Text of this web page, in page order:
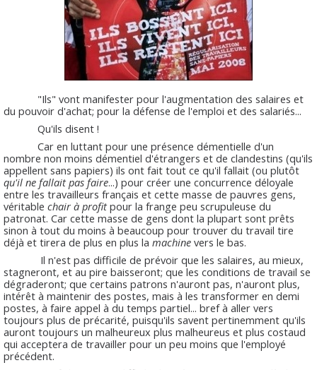
"Ils" vont manifester pour l'augmentation des salaires et
du pouvoir d'achat; pour la défense de l'emploi et des salariés...
Qu'ils disent !
Car en luttant pour une présence démentielle d'un
nombre non moins démentiel d'étrangers et de clandestins (qu'ils
appellent sans papiers) ils ont fait tout ce qu'il fallait (ou plutôt
qu'il ne fallait pas faire...) pour créer une concurrence déloyale
entre les travailleurs français et cette masse de pauvres gens,
véritable chair à profitpour la frange peu scrupuleuse du
patronat. Car cette masse de gens dont la plupart sont prêts
sinon à tout du moins à beaucoup pour trouver du travail tire
déjà et tirera de plus en plus la machine vers le bas.
Il n'est pas difficile de prévoir que les salaires, au mieux,
stagneront, et au pire baisseront; que les conditions de travail se
dégraderont; que certains patrons n'auront pas, n'auront plus,
intérêt à maintenir des postes, mais à les transformer en demi
postes, à faire appel à du temps partiel... bref à aller vers
toujours plus de précarité, puisqu'ils savent pertinemment qu'ils
auront toujours un malheureux plus malheureus et plus costaud
qui acceptera de travailler pour un peu moins que l'employé
précédent.